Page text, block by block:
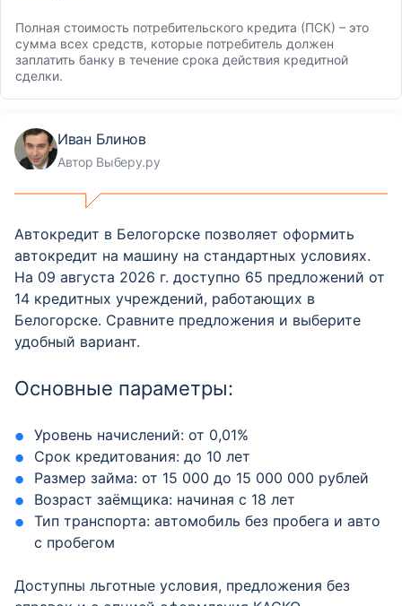
Полная стоимость потребительского кредита (ПСК) – это
сумма всех средств, которые потребитель должен
заплатить банку в течение срока действия кредитной
сделки.
Иван Блинов
Автор Выберу.ру
Автокредит в Белогорске позволяет оформить
автокредит на машину на стандартных условиях.
На 09 августа 2026 г. доступно 65 предложений от
14 кредитных учреждений, работающих в
Белогорске. Сравните предложения и выберите
удобный вариант.
Основные параметры:
Уровень начислений: от 0,01%
Срок кредитования: до 10 лет
Размер займа: от 15 000 до 15 000 000 рублей
Возраст заёмщика: начиная с 18 лет
Тип транспорта: автомобиль без пробега и авто
с пробегом
Доступны льготные условия, предложения без